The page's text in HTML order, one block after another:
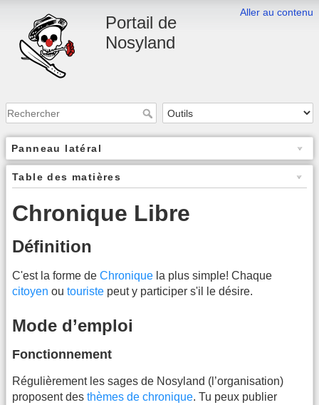
Aller au contenu
Portail de
Nosyland
Panneau latéral
Table des matières
Chronique Libre
Définition
C'est la forme de Chronique la plus simple! Chaque
citoyen ou touriste peut y participer s'il le désire.
Mode d’emploi
Fonctionnement
Régulièrement les sages de Nosyland (l’organisation)
proposent des thèmes de chronique. Tu peux publier